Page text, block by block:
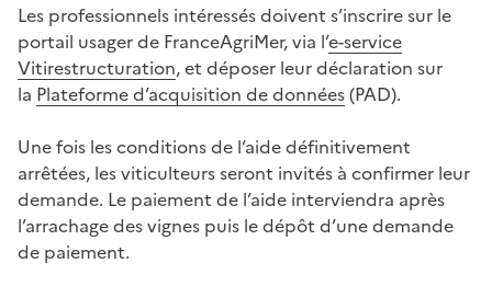
Les professionnels intéressés doivent s’inscrire sur le
portail usager de FranceAgriMer, via l’e-service
Vitirestructuration, et déposer leur déclaration sur
la Plateforme d’acquisition de données(PAD).
Une fois les conditions de l’aide définitivement
arrêtées, les viticulteurs seront invités à confirmer leur
demande. Le paiement de l’aide interviendra après
l’arrachage des vignes puis le dépôt d’une demande
de paiement.